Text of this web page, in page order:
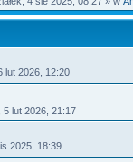
lut 2026, 12:20
lut 2026, 21:17
2025, 18:39